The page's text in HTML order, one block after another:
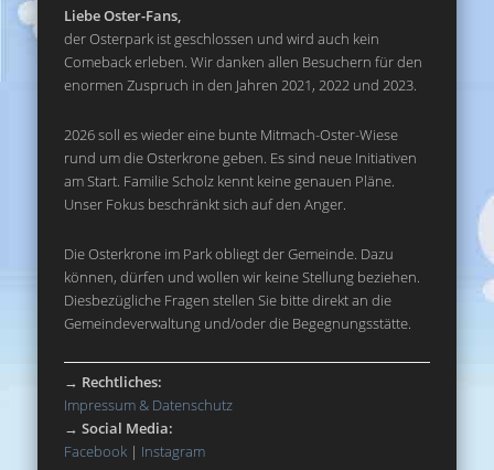
Liebe Oster-Fans,
der Osterpark ist geschlossen und wird auch kein
Comeback erleben. Wir danken allen Besuchern für den
enormen Zuspruch in den Jahren 2021, 2022 und 2023.
2026 soll es wieder eine bunte Mitmach-Oster-Wiese
rund um die Osterkrone geben. Es sind neue Initiativen
am Start. Familie Scholz kennt keine genauen Pläne.
Unser Fokus beschränkt sich auf den Anger.
Die Osterkrone im Park obliegt der Gemeinde. Dazu
können, dürfen und wollen wir keine Stellung beziehen.
Diesbezügliche Fragen stellen Sie bitte direkt an die
Gemeindeverwaltung und/oder die Begegnungsstätte.
→ Rechtliches:
Impressum & Datenschutz
→Social Media:
Facebook | Instagram